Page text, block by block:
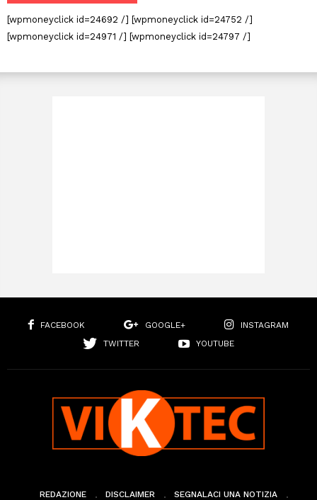
[wpmoneyclick id=24692 /] [wpmoneyclick id=24752 /]
[wpmoneyclick id=24971 /] [wpmoneyclick id=24797 /]
FACEBOOK GOOGLE+
INSTAGRAM
TWITTER
YOUTUBE
REDAZIONE DISCLAIMER SEGNALACI UNA NOTIZIA